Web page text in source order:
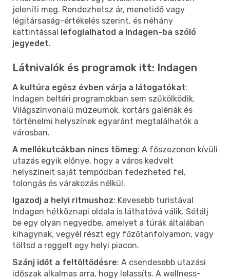
jeleníti meg. Rendezhetsz ár, menetidő vagy
légitársaság-értékelés szerint, és néhány
kattintással lefoglalhatod a Indagen-ba szóló
jegyedet.
Látnivalók és programok itt: Indagen
A kultúra egész évben várja a látogatókat:
Indagen beltéri programokban sem szűkölködik.
Világszínvonalú múzeumok, kortárs galériák és
történelmi helyszínek egyaránt megtalálhatók a
városban.
A mellékutcákban nincs tömeg: A főszezonon kívüli
utazás egyik előnye, hogy a város kedvelt
helyszíneit saját tempódban fedezheted fel,
tolongás és várakozás nélkül.
Igazodj a helyi ritmushoz: Kevesebb turistával
Indagen hétköznapi oldala is láthatóvá válik. Sétálj
be egy olyan negyedbe, amelyet a túrák általában
kihagynak, vegyél részt egy főzőtanfolyamon, vagy
töltsd a reggelt egy helyi piacon.
Szánj időt a feltöltődésre: A csendesebb utazási
időszak alkalmas arra, hogy lelassíts. A wellness-